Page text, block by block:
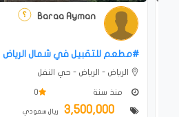
Baraa Ayman
#‎مطعم للتقبيل في شمال الرياض
الرياض - الرياض - حي النفل
منذ سنة 0
3,500,000 ريال سعودي